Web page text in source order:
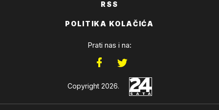
RSS
POLITIKA KOLAČIĆA
Prati nas i na:
Copyright 2026.